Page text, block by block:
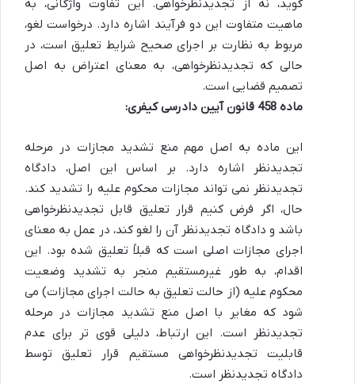
گوید، نه از تجدیدنظرخواهی. این تفاوت واژگانی، به
ماهیت متفاوت این دو فرآیند اشاره دارد. درخواست لغو،
مربوط به نظارت بر اجرای صحیح شرایط تعلیق است، در
حالی که تجدیدنظرخواهی، به معنای اعتراض به اصل
تصمیم قضایی است.
ماده 458 قانون آیین دادرسی کیفری:
این ماده به اصل مهم منع تشدید مجازات در مرحله
تجدیدنظر اشاره دارد. بر اساس این اصل، دادگاه
تجدیدنظر نمی تواند مجازات محکوم علیه را تشدید کند.
حال، اگر فرض کنیم قرار تعلیق قابل تجدیدنظرخواهی
باشد و دادگاه تجدیدنظر آن را لغو کند، در عمل به معنای
اجرای مجازات اصلی است که قبلاً تعلیق شده بود. این
اقدام، به طور غیرمستقیم منجر به تشدید وضعیت
محکوم علیه (از حالت تعلیق به حالت اجرای مجازات) می
شود که مغایر با اصل منع تشدید مجازات در مرحله
تجدیدنظر است. این ارتباط، دلیلی قوی تر برای عدم
قابلیت تجدیدنظرخواهی مستقیم قرار تعلیق توسط
دادگاه تجدیدنظر است.